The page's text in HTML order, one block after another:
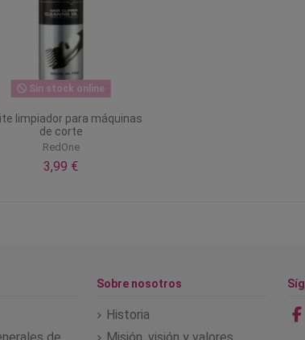
Sin stock online
limpiador para máquinas
de corte
RedOne
3,99 €
Sobre nosotros
Historia